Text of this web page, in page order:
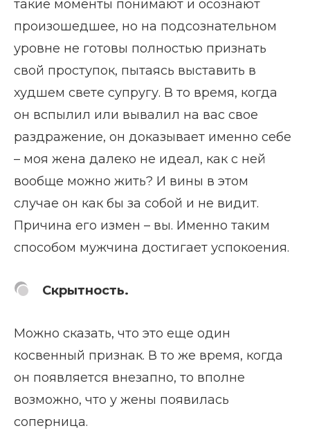
такие моменты понимают и осознают
произошедшее, но на подсознательном
уровне не готовы полностью признать
свой проступок, пытаясь выставить в
худшем свете супругу. В то время, когда
он вспылил или вывалил на вас свое
раздражение, он доказывает именно себе
– моя жена далеко не идеал, как с ней
вообще можно жить? И вины в этом
случае он как бы за собой и не видит.
Причина его измен – вы. Именно таким
способом мужчина достигает успокоения.
Скрытность.
Можно сказать, что это еще один
косвенный признак. В то же время, когда
он появляется внезапно, то вполне
возможно, что у жены появилась
соперница.